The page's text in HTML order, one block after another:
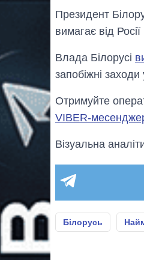
Президент
вимагає від
Влада Білорусі
запобіжні
Отримуйте
VIBER-
Візуальна
Білорусь